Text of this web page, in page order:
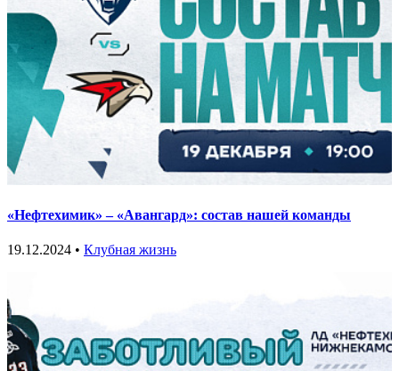
«Нефтехимик» – «Авангард»: состав нашей команды
19.12.2024 • Клубная жизнь